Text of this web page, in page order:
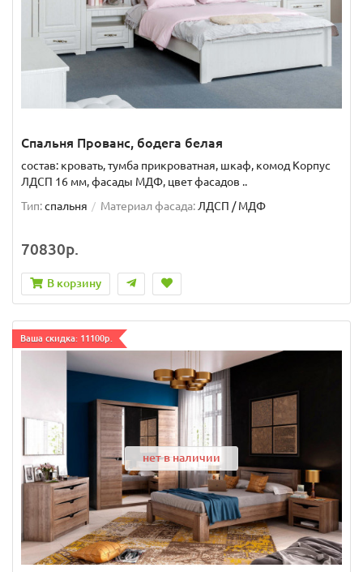
Спальня Прованс, бодега белая
состав: кровать, тумба прикроватная, шкаф, комод Корпус
ЛДСП 16 мм, фасады МДФ, цвет фасадов ..
Тип:спальня Материал фасада: ЛДСП / МДФ
70830р.
В корзину
Ваша скидка: 11100р.
нет в наличии